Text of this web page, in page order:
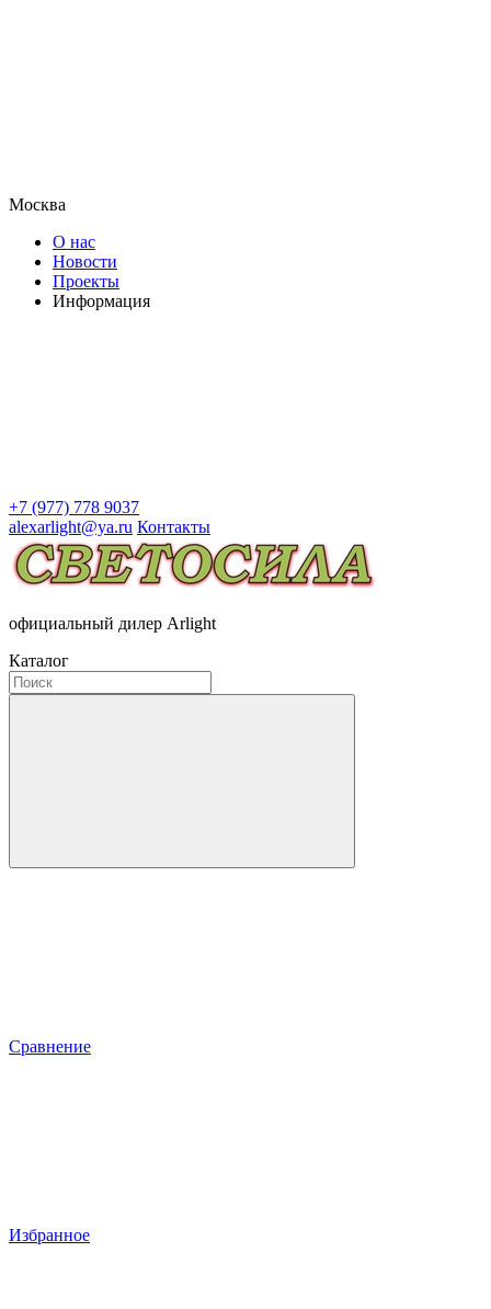
Москва
О нас
Новости
Проекты
Информация
+7 (977) 778 9037
alexarlight@ya.ru Контакты
официальный дилер Arlight
Каталог
Сравнение
Избранное